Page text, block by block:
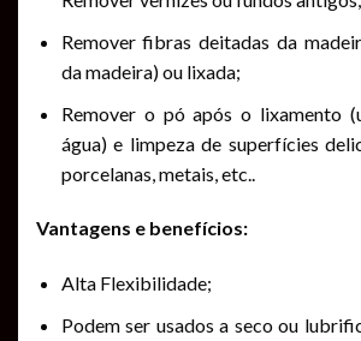
Remover fibras deitadas da
da madeira) ou lixada;
Remover o pó após o lixamento
água) e limpeza de superfícies
porcelanas, metais, etc..
Vantagens e benefícios:
Alta Flexibilidade;
Podem ser usados a seco ou